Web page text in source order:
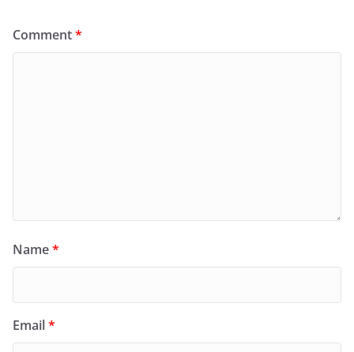
Comment*
Name*
Email*